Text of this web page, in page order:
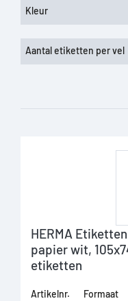
Kleur
Aantal etiketten per vel
HERMA
papier wit,
etiketten
Artikelnr.
Formaat